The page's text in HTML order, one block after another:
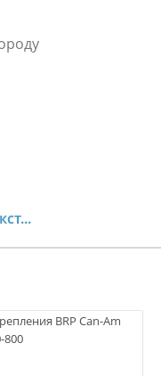
BRP Can-Am
800